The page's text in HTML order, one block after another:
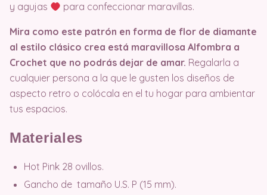
y agujas
para confeccionar maravillas.
Mira como este patrón en forma de flor de diamante
al estilo clásico crea está maravillosa Alfombra a
Crochet que no podrás dejar de amar. Regalarla a
cualquier persona a la que le gusten los diseños de
aspecto retro o colócala en el tu hogar para ambientar
tus espacios.
Materiales
Hot Pink 28 ovillos.
Gancho de tamaño U.S. P (15 mm).